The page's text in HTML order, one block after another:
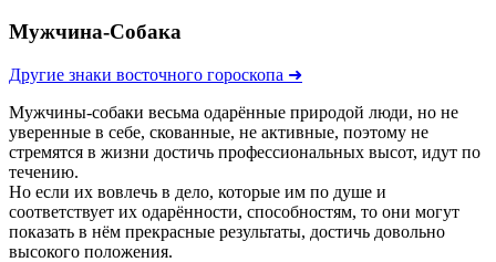
Мужчина-Собака
Другие знаки восточного гороскопа ➜
Мужчины-собаки весьма одарённые природой люди, но не
уверенные в себе, скованные, не активные, поэтому не
стремятся в жизни достичь профессиональных высот, идут по
течению.
Но если их вовлечь в дело, которые им по душе и
соответствует их одарённости, способностям, то они могут
показать в нём прекрасные результаты, достичь довольно
высокого положения.